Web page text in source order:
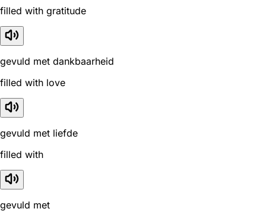
filled with gratitude
gevuld met dankbaarheid
filled with love
gevuld met liefde
filled with
gevuld met